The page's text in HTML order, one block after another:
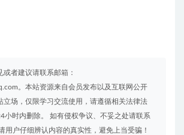
或者建议请联系邮箱：
。本站资源来自会员发布以及互联网公开
立场，仅限学习交流使用，请遵循相关法律法
小时内删除。 如有侵权争议、不妥之处请联系
用户仔细辨认内容的真实性，避免上当受骗！